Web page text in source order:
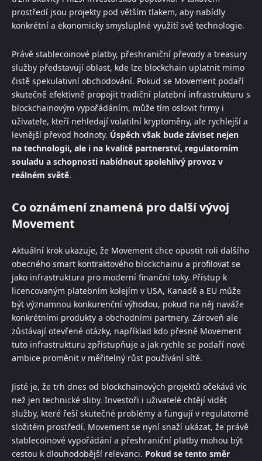
prostředí jsou projekty pod větším tlakem, aby nabídly
konkrétní a ekonomicky smysluplné využití své technologie.
Právě stablecoinové platby, přeshraniční převody a treasury
služby představují oblast, kde lze blockchain uplatnit mimo
čistě spekulativní obchodování. Pokud se Movement podaří
skutečně efektivně propojit tradiční platební infrastrukturu s
blockchainovým vypořádáním, může tím oslovit firmy i
uživatele, kteří nehledají volatilní kryptoměny, ale rychlejší a
levnější převod hodnoty. Úspěch však bude záviset nejen
na technologii, ale i na kvalitě partnerství, regulatorním
souladu a schopnosti nabídnout spolehlivý provoz v
reálném světě.
Co oznámení znamená pro další vývoj
Movement
Aktuální krok ukazuje, že Movement chce opustit roli dalšího
obecného smart kontraktového blockchainu a profilovat se
jako infrastruktura pro moderní finanční toky. Přístup k
licencovaným platebním kolejím v USA, Kanadě a EU může
být významnou konkurenční výhodou, pokud na něj naváže
konkrétními produkty a obchodními partnery. Zároveň ale
zůstávají otevřené otázky, například kdo přesně Movement
tuto infrastrukturu zpřístupňuje a jak rychle se podaří nové
ambice proměnit v měřitelný růst používání sítě.
Jisté je, že trh dnes od blockchainových projektů očekává víc
než jen technické sliby. Investoři i uživatelé chtějí vidět
služby, které řeší skutečné problémy a fungují v regulatorně
složitém prostředí. Movement se nyní snaží ukázat, že právě
stablecoinové vypořádání a přeshraniční platby mohou být
cestou k dlouhodobější relevanci. Pokud se tento směr